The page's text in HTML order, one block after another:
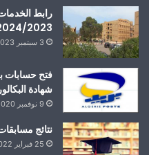
رابط
2023
3 سبتمبر 2023
فتح حسابات
شهادة
9 نوفمبر 2020
نتائج مسابقات
25 فبراير 2022